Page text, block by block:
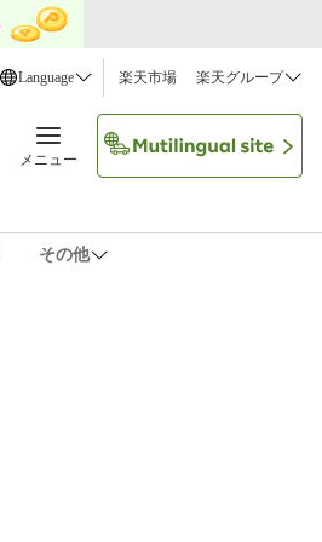
Language 楽天市場 楽天グループ
メニュー
その他